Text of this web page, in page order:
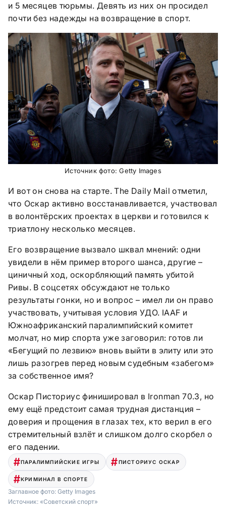
и 5 месяцев тюрьмы. Девять из них он просидел
почти без надежды на возвращение в спорт.
Источник фото: Getty Images
И вот он снова на старте. The Daily Mail отметил,
что Оскар активно восстанавливается, участвовал
в волонтёрских проектах в церкви и готовился к
триатлону несколько месяцев.
Его возвращение вызвало шквал мнений: одни
увидели в нём пример второго шанса, другие –
циничный ход, оскорбляющий память убитой
Ривы. В соцсетях обсуждают не только
результаты гонки, но и вопрос – имел ли он право
участвовать, учитывая условия УДО. IAAF и
Южноафриканский паралимпийский комитет
молчат, но мир спорта уже заговорил: готов ли
«Бегущий по лезвию» вновь выйти в элиту или это
лишь разогрев перед новым судебным «забегом»
за собственное имя?
Оскар Писториус финишировал в Ironman 70.3, но
ему ещё предстоит самая трудная дистанция –
доверия и прощения в глазах тех, кто верил в его
стремительный взлёт и слишком долго скорбел о
его падении.
ПАРАЛИМПИЙСКИЕ ИГРЫ ПИСТОРИУС ОСКАР
КРИМИНАЛ В СПОРТЕ
Заглавное фото: Getty Images
Источник: «Советский спорт»